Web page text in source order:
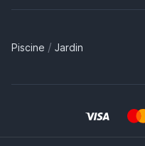
Piscine / Jardin